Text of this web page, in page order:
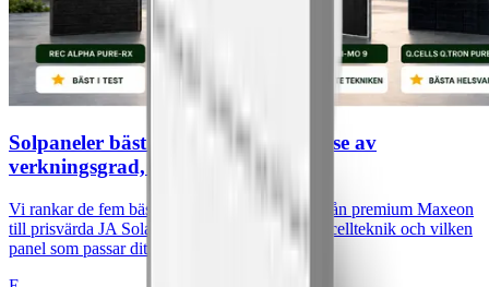
Solpaneler bäst i test 2026: Jämförelse av
verkningsgrad, garanti och pris
Vi rankar de fem bästa solpanelerna 2026 — från premium Maxeon
till prisvärda JA Solar. Verkningsgrad, garanti, cellteknik och vilken
panel som passar ditt tak.